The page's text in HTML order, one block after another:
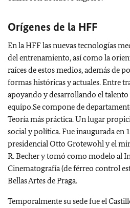
Orígenes de la HFF
En la HFF las nuevas tecnologías
del entrenamiento, así como la
raíces de estos medios, además de
formas históricas y actuales. Entre
apoyando y desarrollando el
equipo.Se compone de
Teoría más práctica. Un lugar
social y política. Fue inaugurada en
presidencial Otto Grotewohl y el
R. Becher y tomó como modelo al
Cinematografía (de férreo control
Bellas Artes de Praga.
Temporalmente su sede fue el